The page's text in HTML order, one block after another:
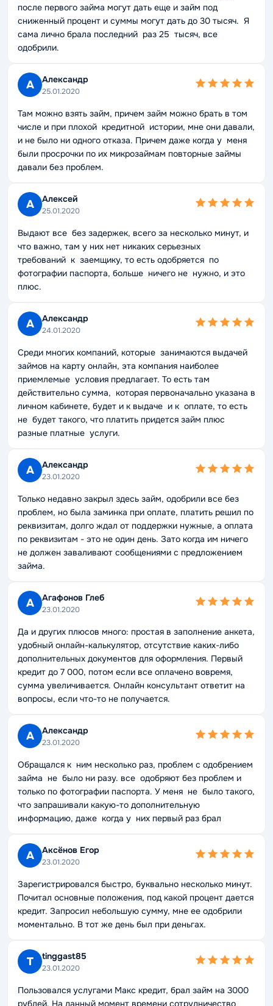
после первого займа могут дать еще и займ под
сниженный процент и суммы могут дать до 30 тысяч. Я
сама лично брала последний раз 25 тысяч, все
одобрили.
А Александр
25.01.2020
Там можно взять займ, причем займ можно брать в том
числе и при плохой кредитной истории, мне они давали,
и не было ни одного отказа. Причем даже когда у меня
были просрочки по их микрозаймам повторные займы
давали без проблем.
А Алексей
25.01.2020
Выдают все без задержек, всего за несколько минут, и
что важно, там у них нет никаких серьезных
требований к заемщику, то есть одобряется по
фотографии паспорта, больше ничего не нужно, и это
плюс.
А Александр
24.01.2020
Среди многих компаний, которые занимаются выдачей
займов на карту онлайн, эта компания наиболее
приемлемые условия предлагает. То есть там
действительно сумма, которая первоначально указана в
личном кабинете, будет и к выдаче и к оплате, то есть
не будет такого, что платить придется займ плюс
разные платные услуги.
А Александр
23.01.2020
Только недавно закрыл здесь займ, одобрили все без
проблем, но была заминка при оплате, платить решил по
реквизитам, долго ждал от поддержки нужные, а оплата
по реквизитам - это не один день. Зато когда им ничего
не должен заваливают сообщениями с предложением
займа.
А Агафонов Глеб
23.01.2020
Да и других плюсов много: простая в заполнение анкета,
удобный онлайн-калькулятор, отсутствие каких-либо
дополнительных документов для оформления. Первый
кредит до 7 000, потом если все оплачено вовремя,
сумма увеличивается. Онлайн консультант ответит на
вопросы, если что-то не получается.
А Александр
23.01.2020
Обращался к ним несколько раз, проблем с одобрением
займа не было ни разу. все одобряют без проблем и
только по фотографии паспорта. У меня не было такого,
что запрашивали какую-то дополнительную
информацию, даже когда у них первый раз брал
А Аксёнов Егор
23.01.2020
Зарегистрировался быстро, буквально несколько минут.
Почитал основные положения, под какой процент дается
кредит. Запросил небольшую сумму, мне ее одобрили
моментально. В тот же день был при деньгах.
T tinggast85
23.01.2020
Пользовался услугами Макс кредит, брал займ на 3000
рублей. На данный момент времени сотрудничество